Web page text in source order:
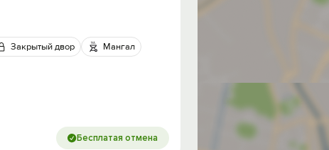
Закрытый двор Мангал
Бесплатая отмена